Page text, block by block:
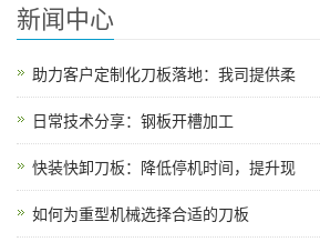
新闻中心
助力客户定制化刀板落地：我司提供柔
日常技术分享：钢板开槽加工
快装快卸刀板：降低停机时间，提升现
如何为重型机械选择合适的刀板